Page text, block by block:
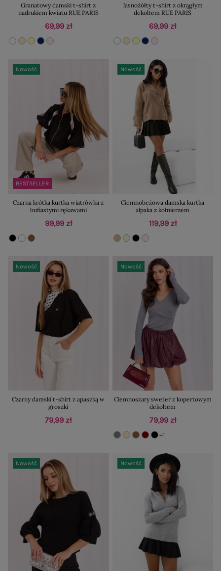
Granatowy damski t-shirt z
nadrukiem kwiatu RUE PARIS
69,99 zł
Jasnożółty t-shirt z okrągłym
dekoltem RUE PARIS
69,99 zł
BESTSELLER
Nowość
Czarna krótka kurtka wiatrówka z
bufiastymi rękawami
99,99 zł
Nowość
Ciemnobeżowa damska kurtka
alpaka z kołnierzem
119,99 zł
Nowość
Czarny damski t-shirt z apaszką w
groszki
79,99 zł
Nowość
Ciemnoszary sweter z kopertowym
dekoltem
79,99 zł
+1
Nowość Nowość